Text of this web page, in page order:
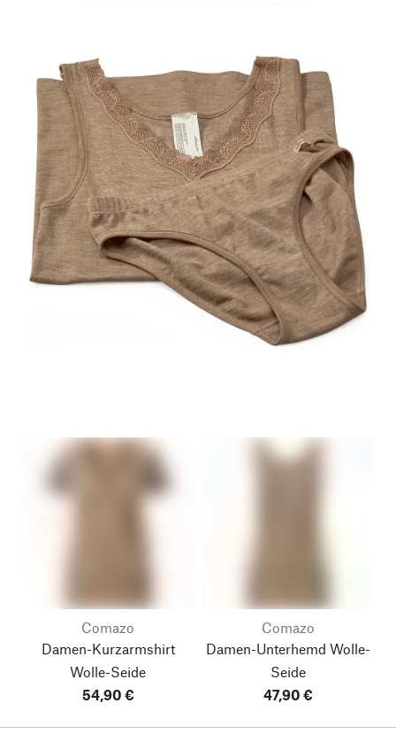
Comazo
Damen-Kurzarmshirt
Wolle-Seide
54,90 €
Comazo
Damen-Unterhemd Wolle-
Seide
47,90 €